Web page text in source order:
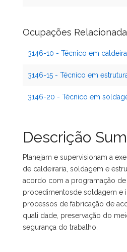
Ocupações
3146-10 - Técnico em
3146-15 - Técnico em
3146-20 - Técnico em
Descrição
Planejam e supervisionam a
de caldeiraria, soldagem e
acordo com a programação
procedimentosde soldagem e
processos de fabricação de
quali dade, preservação do
segurança do trabalho.